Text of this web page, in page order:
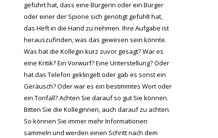
geführt hat, dass eine Bürgerin oder ein Bürger
oder einer der Spione sich genötigt gefühlt hat,
das Heft in die Hand zu nehmen. Ihre Aufgabe ist
herauszufinden, was das gewesen sein könnte.
Was hat die Kollegin kurz zuvor gesagt? War es
eine Kritik? Ein Vorwurf? Eine Unterstellung? Oder
hat das Telefon geklingelt oder gab es sonst ein
Geräusch? Oder war es ein bestimmtes Wort oder
ein Tonfall? Achten Sie darauf so gut Sie können.
Bitten Sie die Kolleginnen, auch darauf zu achten.
So können Sie immer mehr Informationen
sammeln und werden einen Schritt nach dem